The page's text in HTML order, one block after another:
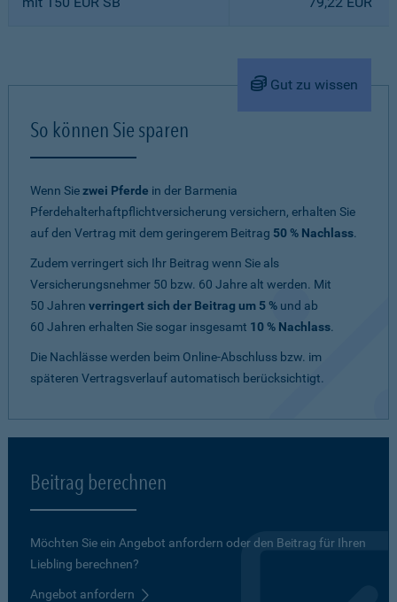
Gut zu wissen
So können Sie sparen
Wenn Siezwei Pferde in der Barmenia
Pferdehalterhaftpflichtversicherung versichern, erhalten Sie
auf den Vertrag mit dem geringerem Beitrag 50 % Nachlass.
Zudem verringert sich Ihr Beitrag wenn Sie als
Versicherungsnehmer 50 bzw. 60 Jahre alt werden. Mit
50 Jahren verringert sich der Beitrag um 5 % und ab
60 Jahren erhalten Sie sogar insgesamt 10 % Nachlass.
Die Nachlässe werden beim Online-Abschluss bzw. im
späteren Vertragsverlauf automatisch berücksichtigt.
Beitrag berechnen
Möchten Sie ein Angebot anfordern oder den Beitrag für Ihren
Liebling berechnen?
Angebot anfordern